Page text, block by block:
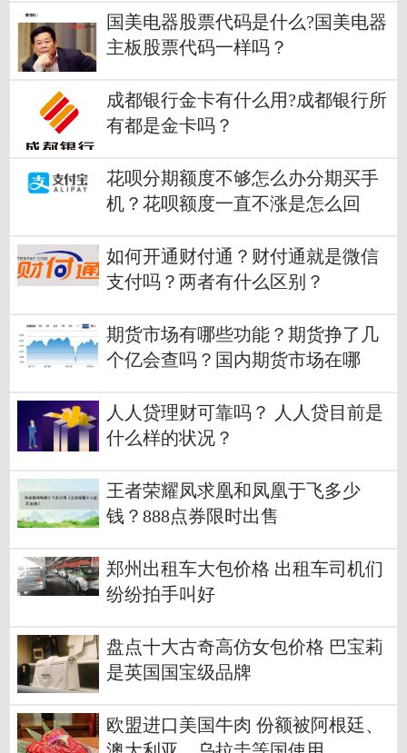
国美电器股票代码是什么?国美电器
主板股票代码一样吗？
成都银行金卡有什么用?成都银行所
有都是金卡吗？
花呗分期额度不够怎么办分期买手
机？花呗额度一直不涨是怎么回
如何开通财付通？财付通就是微信
支付吗？两者有什么区别？
期货市场有哪些功能？期货挣了几
个亿会查吗？国内期货市场在哪
人人贷理财可靠吗？ 人人贷目前是
什么样的状况？
王者荣耀凤求凰和凤凰于飞多少
钱？888点券限时出售
郑州出租车大包价格 出租车司机们
纷纷拍手叫好
盘点十大古奇高仿女包价格 巴宝莉
是英国国宝级品牌
欧盟进口美国牛肉 份额被阿根廷、